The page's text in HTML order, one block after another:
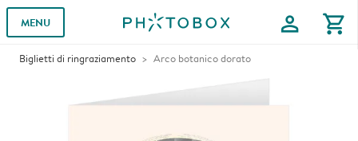
MENU profile shopping_cart
Biglietti di ringraziamento Arco botanico dorato